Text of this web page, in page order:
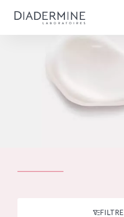
SOLUTIONS POUR LA PEAU
TOUS LES PRODUIT
Composition
FILTRE